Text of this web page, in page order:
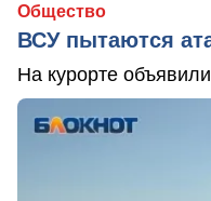
Общество
ВСУ пытаются
На курорте